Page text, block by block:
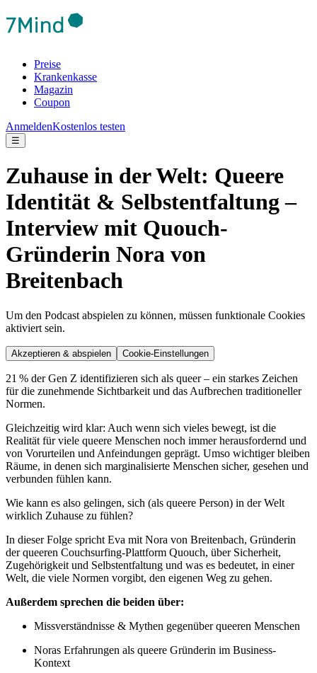
Preise
Krankenkasse
Magazin
Coupon
AnmeldenKostenlos testen
☰
Zuhause in der Welt: Queere
Identität & Selbstentfaltung –
Interview mit Quouch-
Gründerin Nora von
Breitenbach
Um den Podcast abspielen zu können, müssen funktionale Cookies
aktiviert sein.
Akzeptieren & abspielen Cookie-Einstellungen
21 % der Gen Z identifizieren sich als queer – ein starkes Zeichen
für die zunehmende Sichtbarkeit und das Aufbrechen traditioneller
Normen.
Gleichzeitig wird klar: Auch wenn sich vieles bewegt, ist die
Realität für viele queere Menschen noch immer herausfordernd und
von Vorurteilen und Anfeindungen geprägt. Umso wichtiger bleiben
Räume, in denen sich marginalisierte Menschen sicher, gesehen und
verbunden fühlen kann.
Wie kann es also gelingen, sich (als queere Person) in der Welt
wirklich Zuhause zu fühlen?
In dieser Folge spricht Eva mit Nora von Breitenbach, Gründerin
der queeren Couchsurfing-Plattform Quouch, über Sicherheit,
Zugehörigkeit und Selbstentfaltung und was es bedeutet, in einer
Welt, die viele Normen vorgibt, den eigenen Weg zu gehen.
Außerdem sprechen die beiden über:
Missverständnisse & Mythen gegenüber queeren Menschen
Noras Erfahrungen als queere Gründerin im Business-
Kontext